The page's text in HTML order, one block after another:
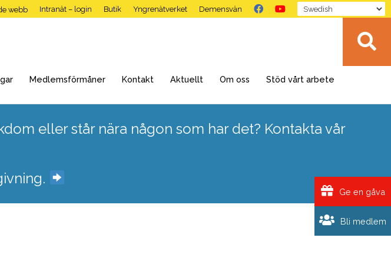
webb Intranät – login Butik Yngrenätverket Demensvän
Medlemsförmåner Kontakt Aktuellt Om oss Stöd vårt arbete
eller står nära någon som har det? Kontakta vår
Bli medlem
Ge en gåva